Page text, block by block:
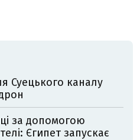
Суецького каналу
за допомогою
Єгипет запускає